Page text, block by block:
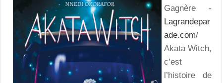
Gagnère -
Lagrandepar
ade.com/
Akata Witch,
c’est
l’histoire de